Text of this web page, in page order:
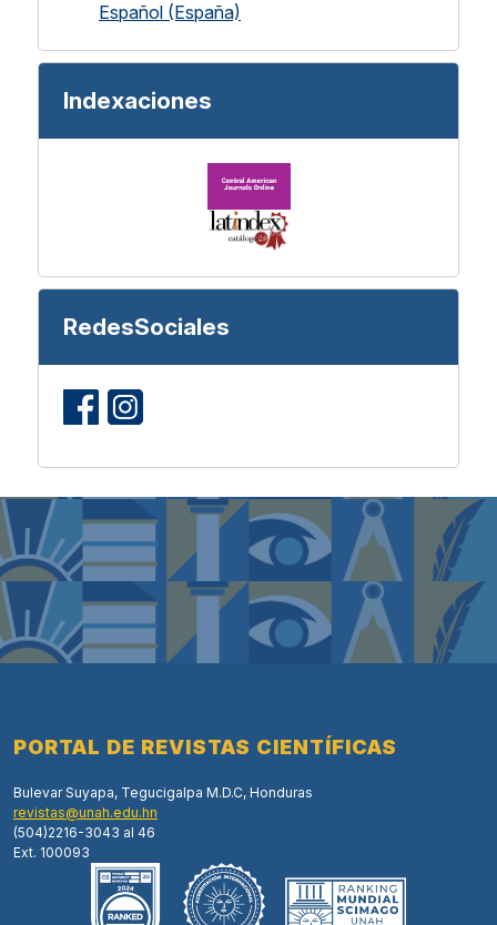
Español (España)
Indexaciones
RedesSociales
PORTAL DE REVISTAS CIENTÍFICAS
Bulevar Suyapa, Tegucigalpa M.D.C, Honduras
revistas@unah.edu.hn
(504)2216-3043 al 46
Ext. 100093